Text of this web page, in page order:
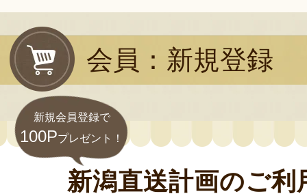
会員：新規登録
新規会員登録で
100Pプレゼント！
新潟直送計画のご利